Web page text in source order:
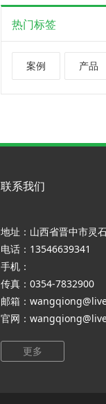
热门标签
案例 产品
联系我们
地址：山西省晋中市灵
电话：13546639341
手机：
传真：0354-7832900
邮箱：
官网：
更多